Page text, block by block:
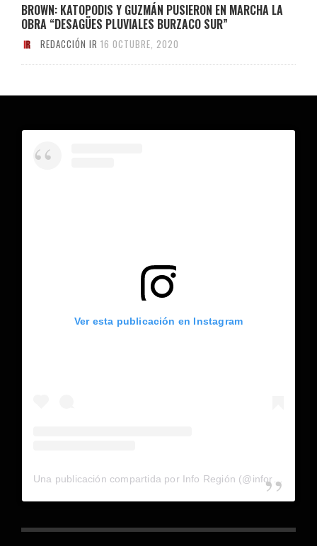
BROWN: KATOPODIS Y GUZMÁN PUSIERON EN MARCHA LA
OBRA “DESAGÜES PLUVIALES BURZACO SUR”
REDACCIÓN IR 16 OCTUBRE, 2020
Ver esta publicación en Instagram